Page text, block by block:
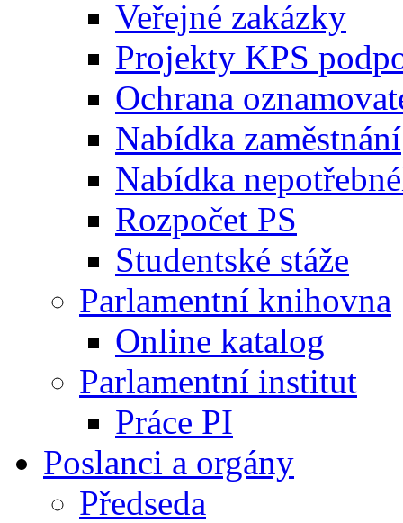
Veřejné zakázky
Projekty KPS
Ochrana
Nabídka zaměstnání
Nabídka
Rozpočet PS
Studentské stáže
Parlamentní knihovna
Online katalog
Parlamentní institut
Práce PI
Poslanci a orgány
Předseda